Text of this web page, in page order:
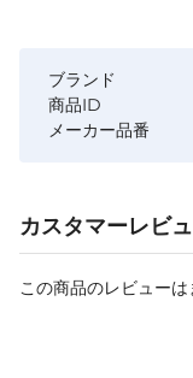
ブランド
商品ID
メーカー品番
カスタマーレビ
この商品のレビューは